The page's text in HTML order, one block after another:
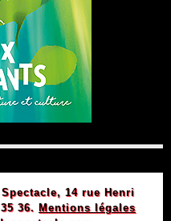
14 rue Henri
36. Mentions légales